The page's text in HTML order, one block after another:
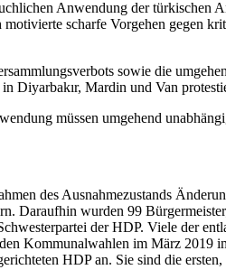
Anwendung der
scharfe Vorgehen gegen
sowie die
Diyarbakır, Mardin und Van
müssen umgehend
des Ausnahmezustands
Daraufhin wurden 99
der HDP. Viele der
Kommunalwahlen im März
HDP an. Sie sind die